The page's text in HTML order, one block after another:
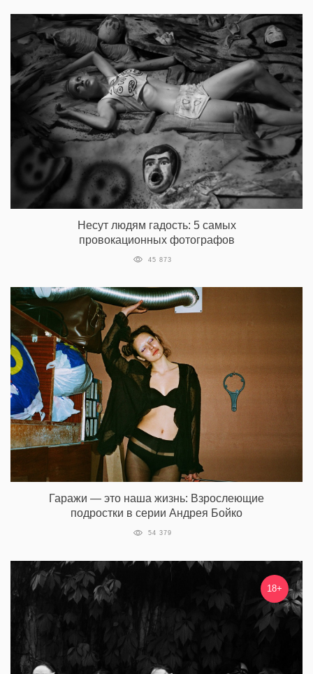
Несут людям гадость: 5 самых
провокационных фотографов
45 873
Гаражи — это наша жизнь: Взрослеющие
подростки в серии Андрея Бойко
54 379
18+